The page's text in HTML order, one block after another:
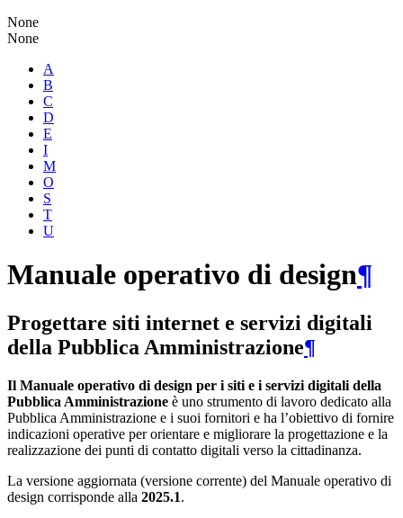
None
None
A
B
C
D
E
I
M
O
S
T
U
Manuale operativo di design¶
Progettare siti internet e servizi digitali
della Pubblica Amministrazione¶
Il Manuale operativo di design per i siti e i servizi digitali della
Pubblica Amministrazione è uno strumento di lavoro dedicato alla
Pubblica Amministrazione e i suoi fornitori e ha l’obiettivo di fornire
indicazioni operative per orientare e migliorare la progettazione e la
realizzazione dei punti di contatto digitali verso la cittadinanza.
La versione aggiornata (versione corrente) del Manuale operativo di
design corrisponde alla 2025.1.